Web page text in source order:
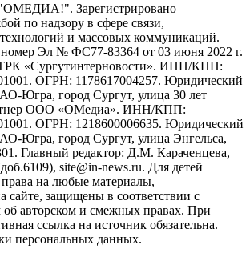
"ОМЕДИА!". Зарегистрировано
по надзору в сфере связи,
и массовых коммуникаций.
Эл № ФС77-83364 от 03 июня 2022 г.
«Сургутинтерновости». ИНН/КПП:
ОГРН: 1178617004257. Юридический
Югра, город Сургут, улица 30 лет
ООО «ОМедиа». ИНН/КПП:
ОГРН: 1218600006635. Юридический
Югра, город Сургут, улица Энгельса,
Главный редактор: Д.М. Караченцева,
site@in-news.ru. Для детей
на любые материалы,
сайте, защищены в соответствии с
об авторском и смежных правах. При
ссылка на источник обязательна.
персональных данных.